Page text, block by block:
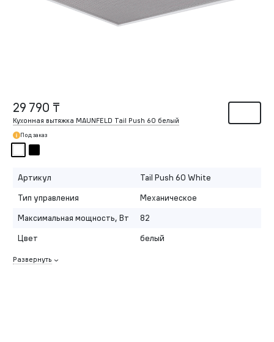
29 790 ₸
Кухонная вытяжка MAUNFELD Tail Push 60 белый
Под заказ
Артикул
Tail Push 60 White
Тип управления
Механическое
Максимальная мощность, Вт
82
Цвет
белый
Развернуть